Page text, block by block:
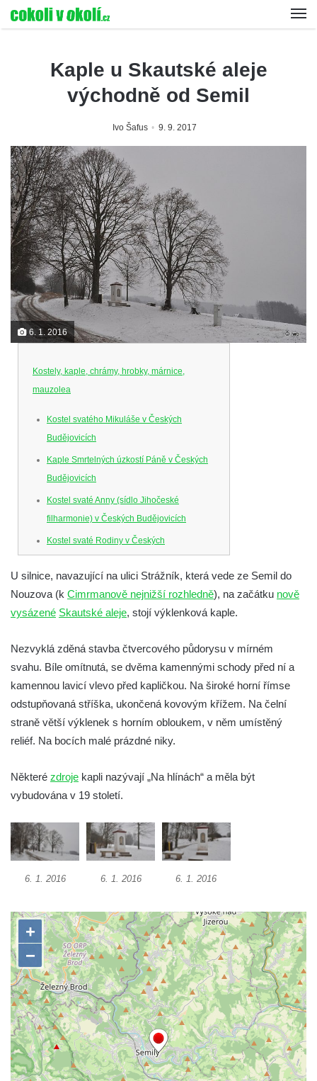
Kaple u Skautské aleje
východně od Semil
Ivo Šafus 9. 9. 2017
6. 1. 2016
Kostely, kaple, chrámy, hrobky, márnice,
mauzolea
Kostel svatého Mikuláše v Českých
Budějovicích
Kaple Smrtelných úzkostí Páně v Českých
Budějovicích
Kostel svaté Anny (sídlo Jihočeské
filharmonie) v Českých Budějovicích
Kostel svaté Rodiny v Českých
Budějovicích
Kostel Obětování Panny Marie u kláštera
dominikánů v Českých Budějovicích
Kostel Všech svatých v Kamenném Újezdě
Kaple na křižovatce ulic Budějovická a
Dělnická v Kamenném Újezdě
Bývalý kostel svatých Filipa a Jakuba na
náměstí J. V. Kamarýta ve Velešíně
Kaple na hřbitově ve Velešíně
Márnice na hřbitově ve Velešíně
Poutní areál Římov
Římov
Křížová cesta Římov – XXV. kaple – Boží
Křížová cesta Římov – XXIII. kaple –
Kalvárie
Křížová cesta Římov – XXII. kaple – Šimon
Cyrénský pomáhá Ježíši nést kříž
Křížová cesta Římov – XXI. kaple –
Popravní brána
Křížová cesta Římov – XX. kaple – Svatá
Veronika potkává Ježíše a utírá mu do své
roušky pot z tváře
U silnice, navazující na ulici Strážník, která vede ze Semil do
Nouzova (k Cimrmanově nejnižší rozhledně), na začátku nově
vysázené Skautské aleje, stojí výklenková kaple.
Nezvyklá zděná stavba čtvercového půdorysu v mírném
svahu. Bíle omítnutá, se dvěma kamennými schody před ní a
kamennou lavicí vlevo před kapličkou. Na široké horní římse
odstupňovaná stříška, ukončená kovovým křížem. Na čelní
straně větší výklenek s horním obloukem, v něm umístěný
reliéf. Na bocích malé prázdné niky.
Některé zdroje kapli nazývají „Na hlínách“ a měla být
vybudována v 19 století.
6. 1. 2016 6. 1. 2016 6. 1. 2016